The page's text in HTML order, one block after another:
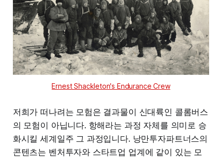
Ernest Shackleton's Endurance Crew
저희가 떠나려는 모험은 결과물이 신대륙인 콜롬버스
의 모험이 아닙니다. 항해라는 과정 자체를 의미로 승
화시킬 세계일주 그 과정입니다. 낭만투자파트너스의
콘텐츠는 벤처투자와 스타트업 업계에 같이 있는 모